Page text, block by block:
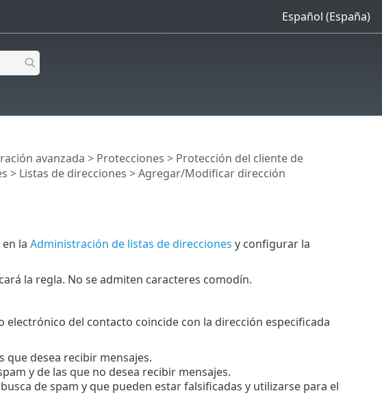
Español (España)
avanzada > Protecciones > Protección del cliente de
> Listas de direcciones > Agregar/Modificar dirección
la Administración de listas de direcciones y configurar la
la regla. No se admiten caracteres comodín.
electrónico del contacto coincide con la dirección especificada
que desea recibir mensajes.
y de las que no desea recibir mensajes.
de spam y que pueden estar falsificadas y utilizarse para el